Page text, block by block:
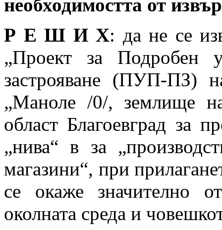
необходимостта от
Р Е Ш И Х: да не се
„Проект за Подробен
застрояване (ПУП-ПЗ)
„Маноле /0/, землище
област Благоевград за
„нива“ в за
магазини“, при
се окаже значително
околната среда и